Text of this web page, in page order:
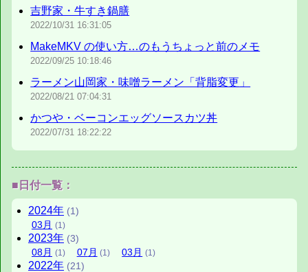
吉野家・牛すき鍋膳
2022/10/31 16:31:05
MakeMKV の使い方…のもうちょっと前のメモ
2022/09/25 10:18:46
ラーメン山岡家・味噌ラーメン「背脂変更」
2022/08/21 07:04:31
かつや・ベーコンエッグソースカツ丼
2022/07/31 18:22:22
■日付一覧：
2024年 (1)
03 月 (1)
2023年 (3)
08月 (1) 07 月 (1) 03 月 (1)
2022年 (21)